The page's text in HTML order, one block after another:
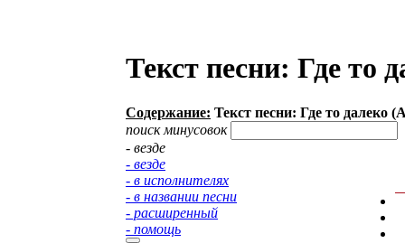
Текст песни: Где то
Содержание: Текст песни: Где то далеко
поиск минусовок
- везде
- везде
- в исполнителях
- в названии песни
- расширенный
- помощь